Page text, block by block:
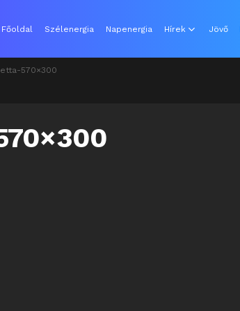
Főoldal Szélenergia Napenergia Hírek Jövő
570×300